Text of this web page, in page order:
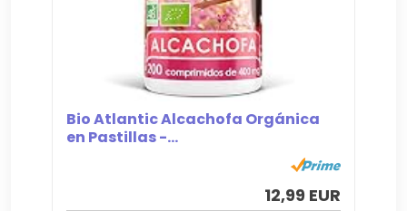
Bio Atlantic Alcachofa Orgánica
en Pastillas -...
12,99 EUR